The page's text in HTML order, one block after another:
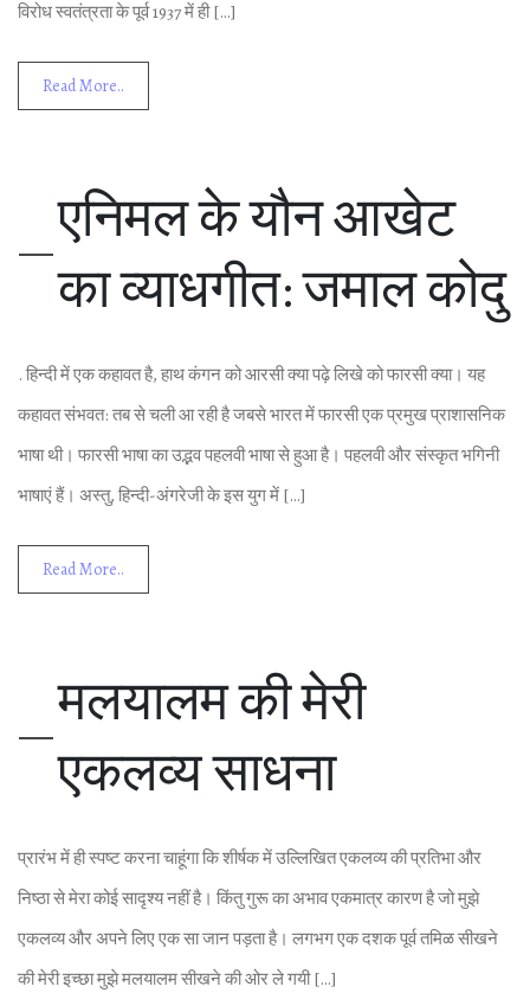
विरोध स्‍वतंत्रता के पूर्व 1937 में ही […]
Read More..
एनिमल के यौन आखेट
का व्‍याधगीत: जमाल कोदु
. हिन्‍दी में एक कहावत है, हाथ कंगन को आरसी क्‍या पढ़े लिखे को फारसी क्‍या। यह
कहावत संभवत: तब से चली आ रही है जबसे भारत में फारसी एक प्रमुख प्राशासनिक
भाषा थी। फारसी भाषा का उद्भव पहलवी भाषा से हुआ है। पहलवी और संस्‍कृत भगिनी
भाषाएं हैं। अस्‍तु, हिन्‍दी-अंगरेजी के इस युग में […]
Read More..
मलयालम की मेरी
एकलव्‍य साधना
प्रारंभ में ही स्‍पष्‍ट करना चाहूंगा क‍ि शीर्षक में उल्‍ल‍िख‍ित एकलव्‍य की प्रत‍िभा और
न‍िष्‍ठा से मेरा कोई सादृश्‍य नहीं है। क‍िंतु गुरू का अभाव एकमात्र कारण है जो मुझे
एकलव्‍य और अपने ल‍िए एक सा जान पड़ता है। लगभग एक दशक पूर्व तम‍िळ सीखने
की मेरी इच्‍छा मुझे मलयालम सीखने की ओर ले गयी […]